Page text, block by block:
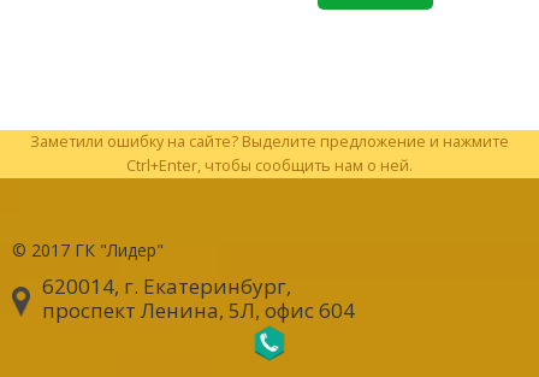
Заметили ошибку на сайте? Выделите предложение и нажмите
Ctrl+Enter, чтобы сообщить нам о ней.
© 2017 ГК "Лидер"
620014, г. Екатеринбург,
проспект Ленина, 5Л, офис 604